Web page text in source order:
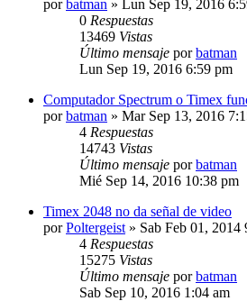
por batman »
Lun Sep 19, 2016
0 Respuestas
13469 Vistas
Último mensaje porbatman
Lun Sep 19, 2016 6:59 pm
Computador Spectrum o Timex
porbatman » Mar Sep 13, 2016
4 Respuestas
14743 Vistas
Último mensaje porbatman
Mié Sep 14, 2016 10:38 pm
Timex 2048 no da señal de video
porPoltergeist » Sab Feb 01, 2014
4 Respuestas
15275 Vistas
Último mensaje porbatman
Sab Sep 10, 2016 1:04 am